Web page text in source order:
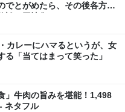
でとがめたら、その後各方面
に同情集まる
カレーにハマるというが、女
「当てはまって笑った」
」牛肉の旨みを堪能！1,498
ネタフル